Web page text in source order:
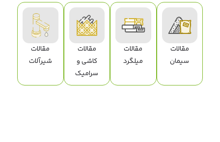
مقالات
سیمان
مقالات
میلگرد
مقالات
کاشی و
سرامیک
مقالات
شیرآلات